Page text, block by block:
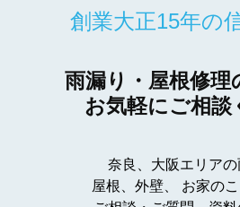
創業大正15年の
雨漏り・屋根修理
お気軽にご相談
奈良、大阪エリアの
屋根、外壁、
お家の